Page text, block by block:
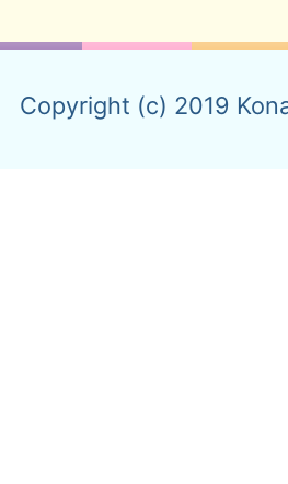
Copyright (c) 2019